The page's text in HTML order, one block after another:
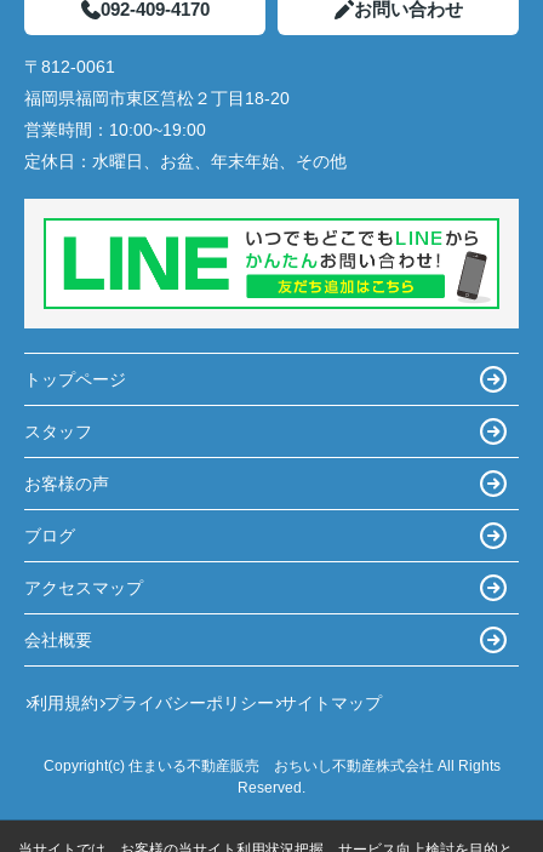
092-409-4170 お問い合わせ
〒812-0061
福岡県福岡市東区筥松２丁目18-20
営業時間： 10:00~19:00
定休日： 水曜日、お盆、年末年始、その他
トップページ
スタッフ
お客様の声
ブログ
アクセスマップ
会社概要
利用規約 プライバシーポリシー サイトマップ
Copyright(c) 住まいる不動産販売 おちいし不動産株式会社 All Rights
Reserved.